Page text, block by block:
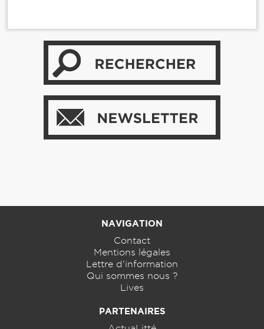
NAVIGATION
Contact
Mentions légales
Lettre d'information
Qui sommes nous ?
Lives
PARTENAIRES